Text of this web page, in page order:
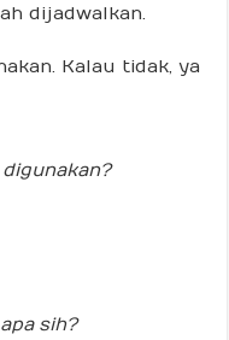
dijadwalkan.
Kalau tidak, ya
sih?